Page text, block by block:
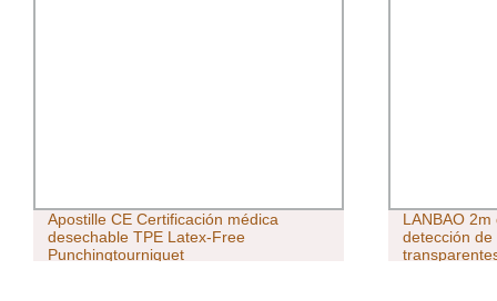
Apostille CE Certificación médica
desechable TPE Latex-Free
Punchingtourniquet
LANBAO
detección